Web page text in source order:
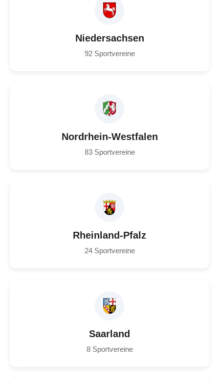
Niedersachsen
92 Sportvereine
Nordrhein-Westfalen
83 Sportvereine
Rheinland-Pfalz
24 Sportvereine
Saarland
8 Sportvereine